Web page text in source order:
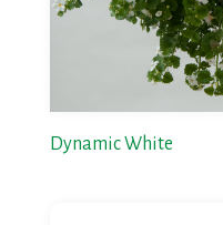
Dynamic White